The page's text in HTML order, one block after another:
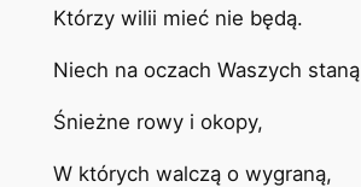
Którzy wilii mieć nie będą.
Niech na oczach Waszych staną
Śnieżne rowy i okopy,
W których walczą o wygraną,